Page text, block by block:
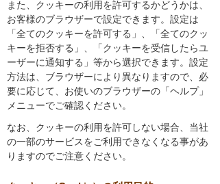
また、クッキーの利用を許可するかどうかは、
お客様のブラウザーで設定できます。設定は
「全てのクッキーを許可する」、「全てのクッ
キーを拒否する」、「クッキーを受信したらユ
ーザーに通知する」等から選択できます。設定
方法は、ブラウザーにより異なりますので、必
要に応じて、お使いのブラウザーの「ヘルプ」
メニューでご確認ください。
なお、クッキーの利用を許可しない場合、当社
の一部のサービスをご利用できなくなる事があ
りますのでご注意ください。